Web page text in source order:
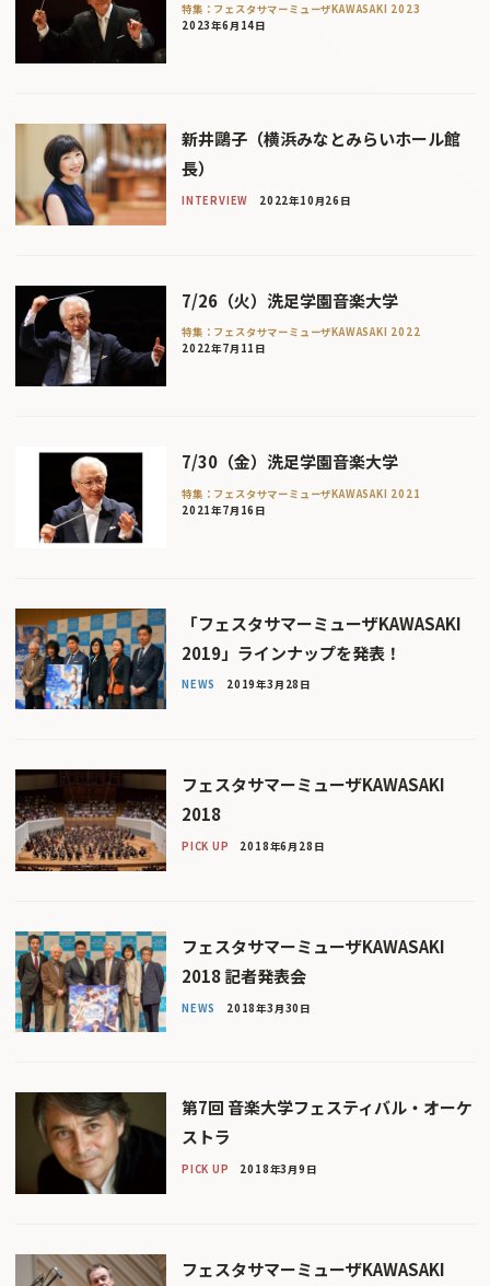
特集：フェスタサマーミューザKAWASAKI 2023
2023年6月14日
新井鷗子（横浜みなとみらいホール館
長）
INTERVIEW 2022年10月26日
7/26（火）洗足学園音楽大学
特集：フェスタサマーミューザKAWASAKI 2022
2022年7月11日
7/30（金）洗足学園音楽大学
特集：フェスタサマーミューザKAWASAKI 2021
2021年7月16日
「フェスタサマーミューザKAWASAKI
2019」ラインナップを発表！
NEWS 2019年3月28日
フェスタサマーミューザKAWASAKI
2018
PICK UP 2018年6月28日
フェスタサマーミューザKAWASAKI
2018 記者発表会
NEWS 2018年3月30日
第7回 音楽大学フェスティバル・オーケ
ストラ
PICK UP 2018年3月9日
フェスタサマーミューザKAWASAKI